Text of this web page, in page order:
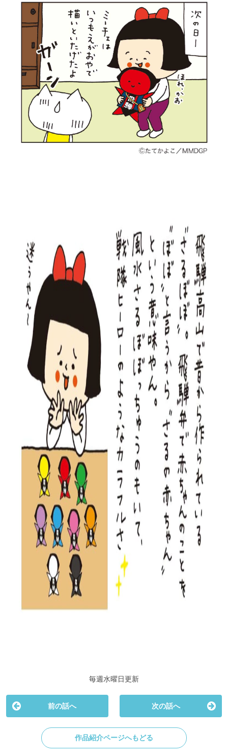
毎週水曜日更新
前の話へ 次の話へ
作品紹介ページへもどる